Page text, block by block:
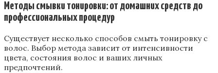
Методы смывки тонировки: от домашних средств до
профессиональных процедур
Существует несколько способов смыть тонировку с
волос. Выбор метода зависит от интенсивности
цвета‚ состояния волос и ваших личных
предпочтений.